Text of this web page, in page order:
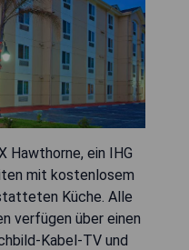
Hawthorne, ein IHG
mit kostenlosem
Küche. Alle
verfügen über einen
Kabel-TV und